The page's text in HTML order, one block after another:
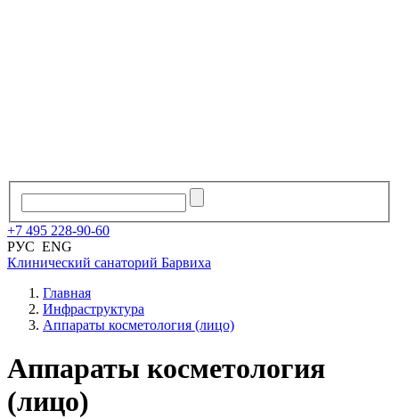
+7 495 228-90-60
РУС ENG
Клинический санаторий Барвиха
Главная
Инфраструктура
Аппараты косметология (лицо)
Аппараты косметология
(лицо)